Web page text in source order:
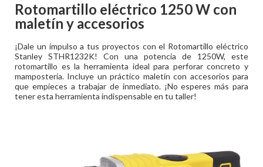
Rotomartillo eléctrico 1250 W con
maletín y accesorios
¡Dale un impulso a tus proyectos con el Rotomartillo eléctrico
Stanley STHR1232K! Con una potencia de 1250W, este
rotomartillo es la herramienta ideal para perforar concreto y
mampostería. Incluye un práctico maletín con accesorios para
que empieces a trabajar de inmediato. ¡No esperes más para
tener esta herramienta indispensable en tu taller!